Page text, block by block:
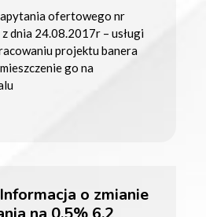
ofertowego nr
dnia 24.08.2017r – usługi
projektu banera
go na
o zmianie